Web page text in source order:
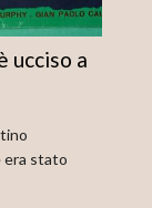
ucciso a
era stato